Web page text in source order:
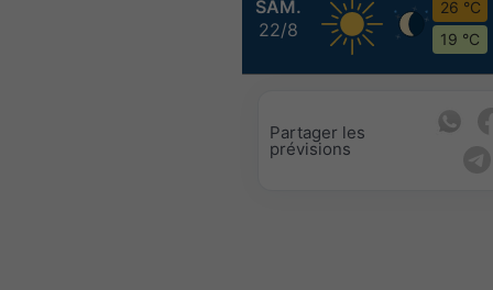
SAM.
22/8
26 °C
19 °C
Partager les
prévisions